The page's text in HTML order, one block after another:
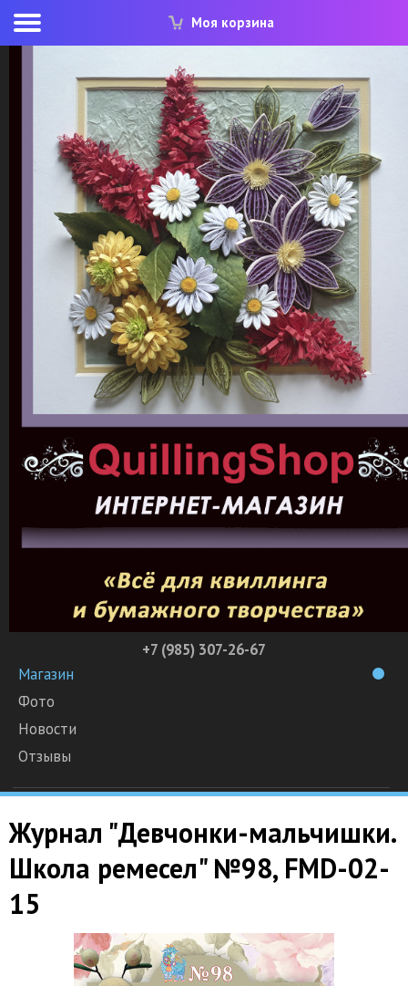
Моя корзина
+7 (985) 307-26-67
Магазин
Фото
Новости
Отзывы
Журнал "Девчонки-мальчишки.
Школа ремесел" №98, FMD-02-
15